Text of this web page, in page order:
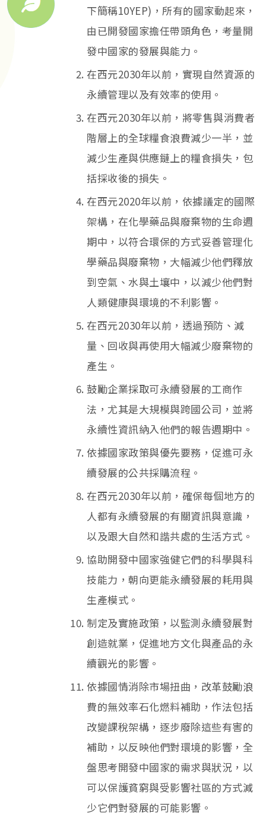
下簡稱10YEP)，所有的國家動起來，
由已開發國家擔任帶頭角色，考量開
發中國家的發展與能力。
在西元2030年以前，實現自然資源的
永續管理以及有效率的使用。
在西元2030年以前，將零售與消費者
階層上的全球糧食浪費減少一半，並
減少生產與供應鏈上的糧食損失，包
括採收後的損失。
在西元2020年以前，依據議定的國際
架構，在化學藥品與廢棄物的生命週
期中，以符合環保的方式妥善管理化
學藥品與廢棄物，大幅減少他們釋放
到空氣、水與土壤中，以減少他們對
人類健康與環境的不利影響。
在西元2030年以前，透過預防、減
量、回收與再使用大幅減少廢棄物的
產生。
鼓勵企業採取可永續發展的工商作
法，尤其是大規模與跨國公司，並將
永續性資訊納入他們的報告週期中。
依據國家政策與優先要務，促進可永
續發展的公共採購流程。
在西元2030年以前，確保每個地方的
人都有永續發展的有關資訊與意識，
以及跟大自然和諧共處的生活方式。
協助開發中國家強健它們的科學與科
技能力，朝向更能永續發展的耗用與
生產模式。
制定及實施政策，以監測永續發展對
創造就業，促進地方文化與產品的永
續觀光的影響。
依據國情消除市場扭曲，改革鼓勵浪
費的無效率石化燃料補助，作法包括
改變課稅架構，逐步廢除這些有害的
補助，以反映他們對環境的影響，全
盤思考開發中國家的需求與狀況，以
可以保護貧窮與受影響社區的方式減
少它們對發展的可能影響。